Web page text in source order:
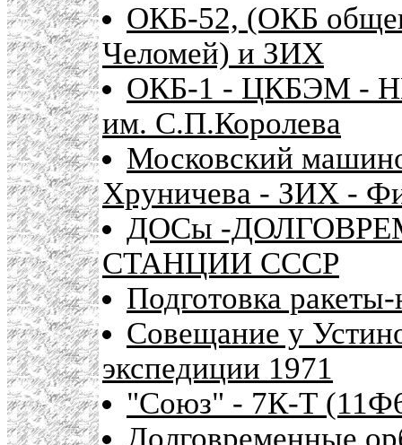
ОКБ-52, (ОКБ
Челомей) и ЗИХ
ОКБ-1 - ЦКБЭМ -
им. С.П.Королева
Московский
Хруничева - ЗИХ -
ДОСы -
СТАНЦИИ СССР
Подготовка
Совещание у
экспедиции 1971
"Союз" - 7К-Т